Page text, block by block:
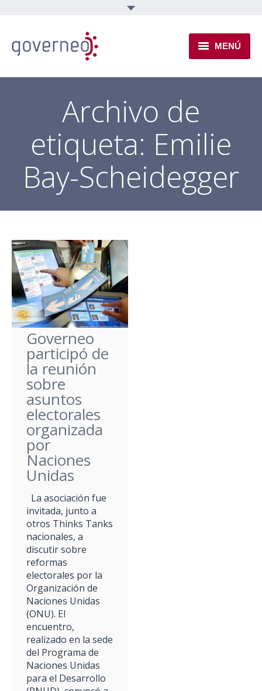
MENÚ
INSTITUCIONAL
EJES TEMÁTICOS
NOVEDADES
Archivo de
etiqueta: Emilie
Bay-Scheidegger
Governeo
participó de
la reunión
sobre
asuntos
electorales
organizada
por
Naciones
Unidas
La asociación fue
invitada, junto a
otros Thinks Tanks
nacionales, a
discutir sobre
reformas
electorales por la
Organización de
Naciones Unidas
(ONU). El
encuentro,
realizado en la sede
del Programa de
Naciones Unidas
para el Desarrollo